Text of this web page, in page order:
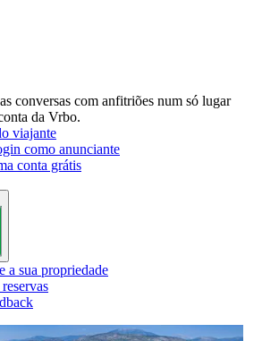
conversas com anfitriões num só lugar
da Vrbo.
viajante
como anunciante
conta grátis
a sua propriedade